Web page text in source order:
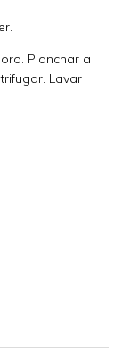
Planchar a
Lavar